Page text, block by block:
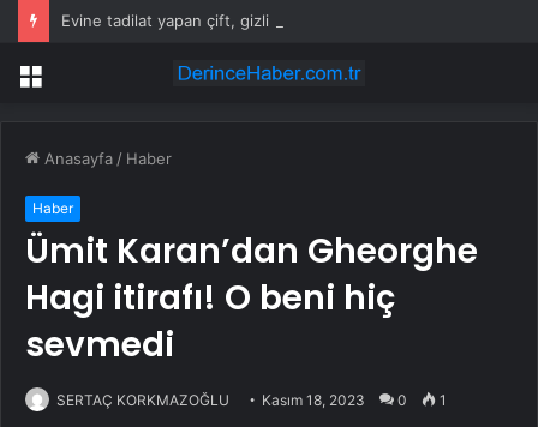
Menü
Anasayfa / Haber
Haber
Ümit Karan’dan Gheorghe
Hagi itirafı! O beni hiç
sevmedi
SERTAÇ KORKMAZOĞLU Kasım 18, 2023 0 1